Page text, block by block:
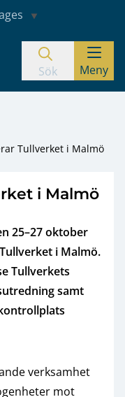
Sök Meny
Tullverket i Malmö
i Malmö
25–27 oktober
i Malmö.
Tullverkets
samt
verksamhet
mot